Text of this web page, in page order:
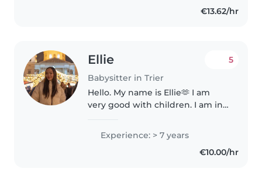
€13.62/hr
Ellie
Babysitter in Trier
5
Hello. My name is Ellie🫶 I am
very good with children. I am in
you need my assistance please
reach out🫶
Experience: > 7 years
€10.00/hr